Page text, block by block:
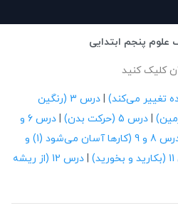
پنجم ابتدایی
کلیک کنید
|
درس 3 (رنگین
| درس 5 (حرکت بدن) |
درس 6 و
درس 8 و 9 (کارها آسان می‌شود (1) و
|
درس 12 (از ریشه